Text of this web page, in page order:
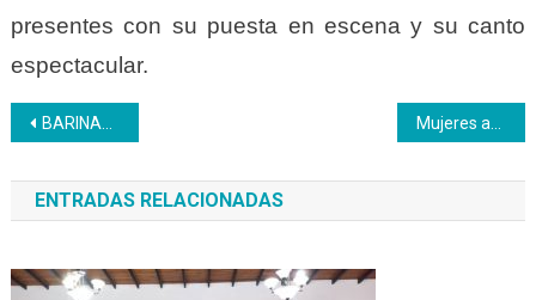
presentes con su puesta en escena y su canto
espectacular.
Navegación
de
entradas
BARINAS | Inces forma panaderos desde el CFS Manuelita Sáenz, Inces Construcción
ENTRADAS RELACIONADAS